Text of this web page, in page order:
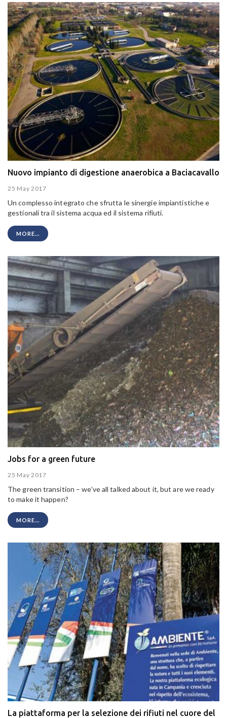
Nuovo impianto di digestione anaerobica a Baciacavallo
25 May 2017
Un complesso integrato che sfrutta le sinergie impiantistiche e
gestionali tra il sistema acqua ed il sistema rifiuti.
MORE...
Jobs for a green future
25 May 2017
The green transition – we’ve all talked about it, but are we ready
to make it happen?
MORE...
La piattaforma per la selezione dei rifiuti nel cuore del